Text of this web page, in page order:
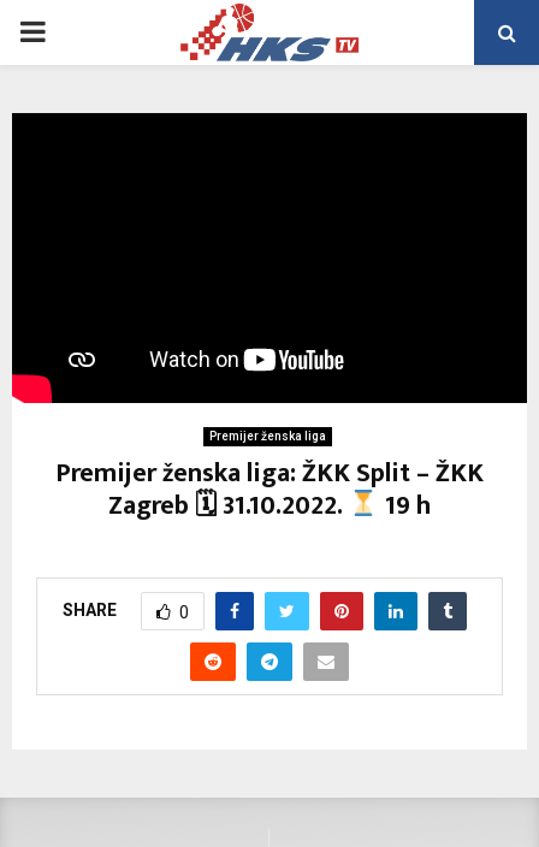
PRIMARY
Premijer ženska liga
Premijer ženska liga: ŽKK Split – ŽKK
Zagreb 🗓 31.10.2022. 19 h
SHARE 0